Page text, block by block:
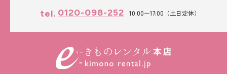
tel. 0120-098-252 10:00〜17:00（土日定休）